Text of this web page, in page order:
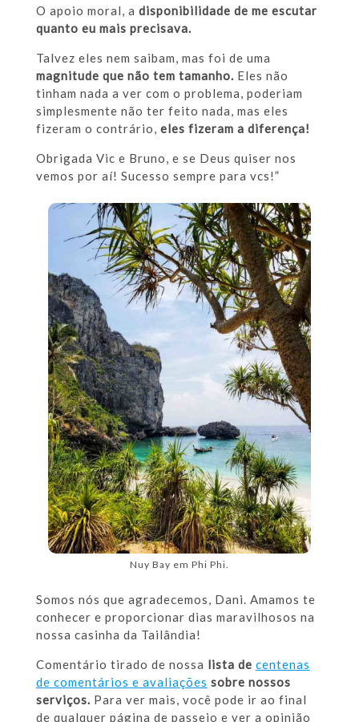
O apoio moral, a disponibilidade de me escutar
quanto eu mais precisava.
Talvez eles nem saibam, mas foi de uma
magnitude que não tem tamanho. Eles não
tinham nada a ver com o problema, poderiam
simplesmente não ter feito nada, mas eles
fizeram o contrário, eles fizeram a diferença!
Obrigada Vic e Bruno, e se Deus quiser nos
vemos por aí! Sucesso sempre para vcs!”
Nuy Bay em Phi Phi.
Somos nós que agradecemos, Dani. Amamos te
conhecer e proporcionar dias maravilhosos na
nossa casinha da Tailândia!
Comentário tirado de nossa lista de centenas
de comentários e avaliações sobre nossos
serviços. Para ver mais, você pode ir ao final
de qualquer página de passeio e ver a opinião